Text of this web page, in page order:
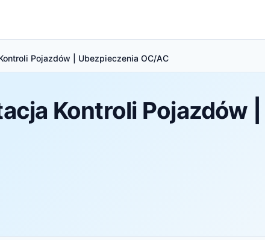
Pojazdów | Ubezpieczenia OC/AC
Kontroli Pojazdów |